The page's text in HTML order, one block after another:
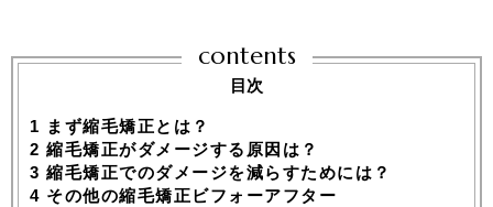
contents
目次
1 まず縮毛矯正とは？
2 縮毛矯正がダメージする原因は？
3 縮毛矯正でのダメージを減らすためには？
4 その他の縮毛矯正ビフォーアフター